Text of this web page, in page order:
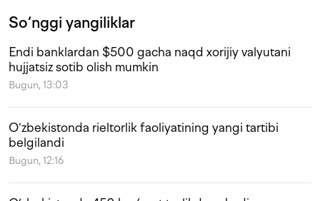
So‘nggi yangiliklar
Endi banklardan $500 gacha naqd xorijiy valyutani
hujjatsiz sotib olish mumkin
Bugun, 13:03
O‘zbekistonda rieltorlik faoliyatining yangi tartibi
belgilandi
Bugun, 12:16